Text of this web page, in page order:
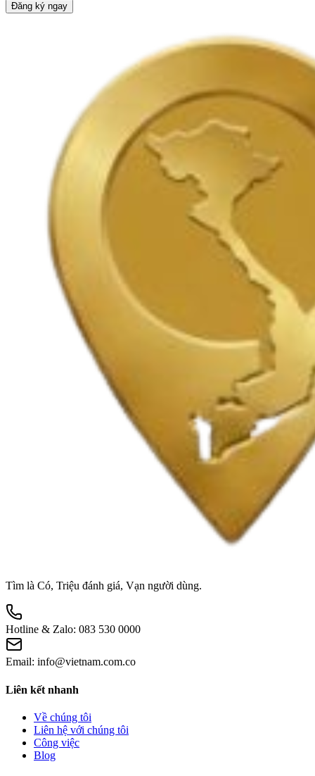
Đăng ký ngay
Tìm là Có, Triệu đánh giá, Vạn người dùng.
Hotline & Zalo: 083 530 0000
Email: info@vietnam.com.co
Liên kết nhanh
Về chúng tôi
Liên hệ với chúng tôi
Công việc
Blog